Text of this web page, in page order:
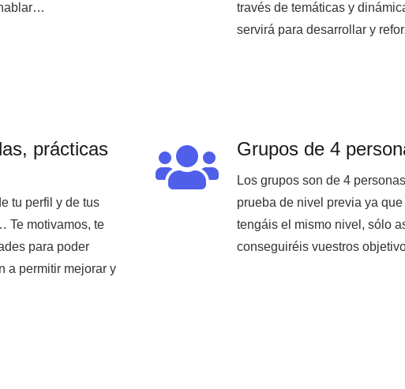
través de temáticas y
servirá para desarrollar y
prácticas
tu perfil y de tus
Te motivamos, te
para poder
a permitir mejorar y
Grupos de 4
Los grupos son de 4
prueba de nivel previa ya
tengáis el mismo nivel, sólo
conseguiréis vuestros